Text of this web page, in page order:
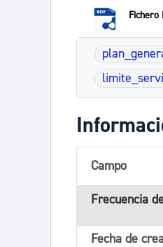
Fichero
Campo
Frecuencia
Fecha de